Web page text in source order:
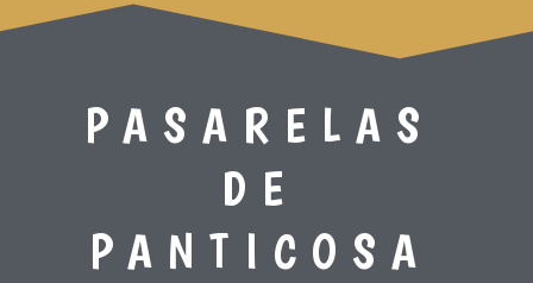
PASARELAS
DE
PANTICOSA